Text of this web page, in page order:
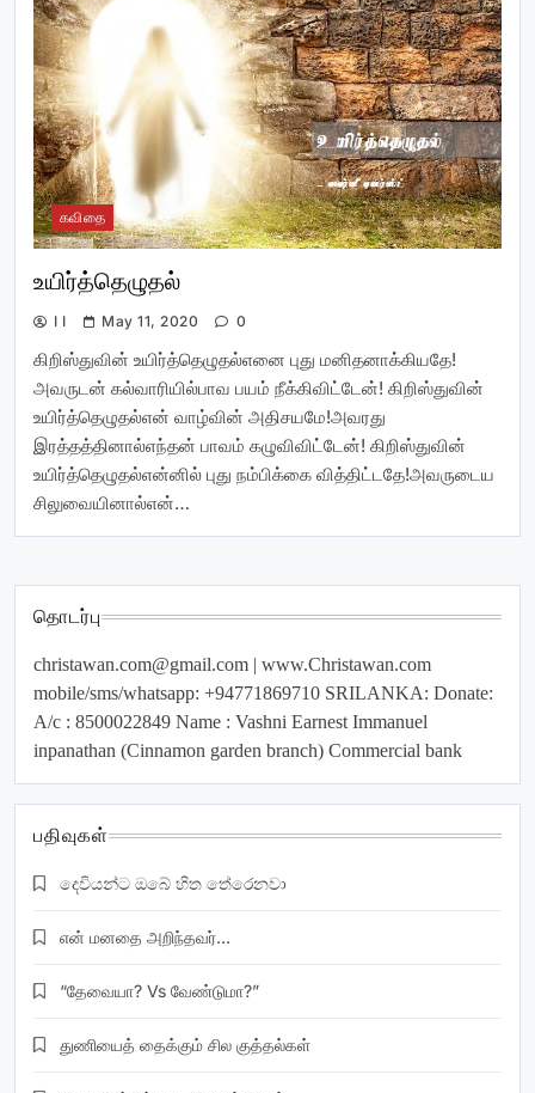
கவிதை
உயிர்த்தெழுதல்
I I May 11, 2020 0
கிறிஸ்துவின் உயிர்த்தெழுதல்எனை புது மனிதனாக்கியதே!
அவருடன் கல்வாரியில்பாவ பயம் நீக்கிவிட்டேன்! கிறிஸ்துவின்
உயிர்த்தெழுதல்என் வாழ்வின் அதிசயமே!அவரது
இரத்தத்தினால்எந்தன் பாவம் கழுவிவிட்டேன்! கிறிஸ்துவின்
உயிர்த்தெழுதல்என்னில் புது நம்பிக்கை வித்திட்டதே!அவருடைய
சிலுவையினால்என்…
தொடர்பு
christawan.com@gmail.com | www.Christawan.com
mobile/sms/whatsapp: +94771869710 SRILANKA: Donate:
A/c : 8500022849 Name : Vashni Earnest Immanuel
inpanathan (Cinnamon garden branch) Commercial bank
பதிவுகள்
දෙවියන්ට ඔබේ හිත තේරෙනවා
என் மனதை அறிந்தவர்…
“தேவையா? Vs வேண்டுமா?”
துணியைத் தைக்கும் சில குத்தல்கள்